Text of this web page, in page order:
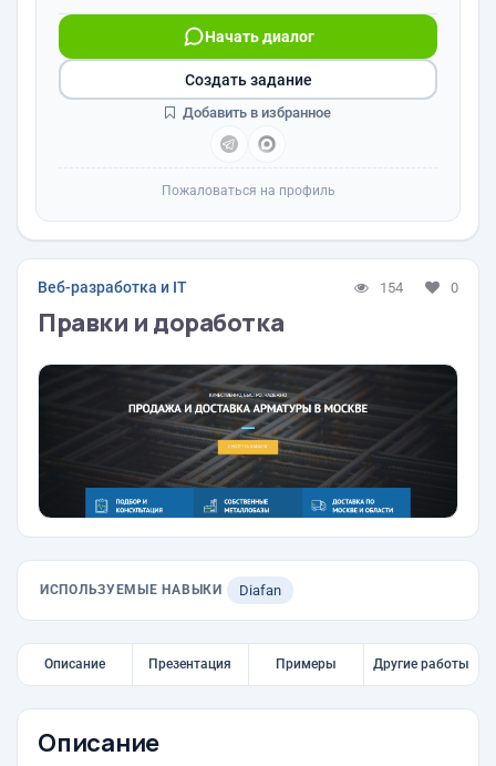
Начать диалог
Создать задание
Добавить в избранное
Пожаловаться на профиль
Веб-разработка и IT 154 0
Правки и доработка
ИСПОЛЬЗУЕМЫЕ НАВЫКИ Diafan
Описание Презентация Примеры Другие работы
Описание